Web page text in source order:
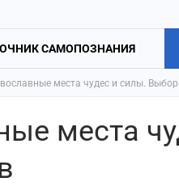
САМОПОЗНАНИЯ
места чудес и силы.
места